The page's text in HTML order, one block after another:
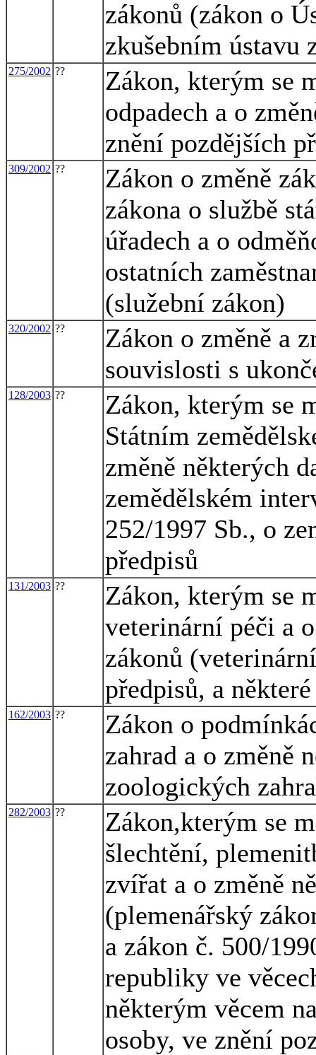
zákonů (zákon o
zkušebním ústavu
275/2002 ??
Zákon, kterým se
odpadech a o
znění pozdějších
309/2002 ??
Zákon o změně
zákona o službě
úřadech a o
ostatních
(služební zákon)
320/2002 ??
Zákon o změně a
souvislosti s
128/2003 ??
Zákon, kterým se
Státním
změně některých
zemědělském
252/1997 Sb., o
předpisů
131/2003 ??
Zákon, kterým se
veterinární péči a
zákonů
předpisů, a
162/2003 ??
Zákon o
zahrad a o změně
zoologických
282/2003 ??
Zákon,kterým se
šlechtění,
zvířat a o změně
(plemenářský
a zákon č. 500/
republiky ve
některým věcem
osoby, ve znění